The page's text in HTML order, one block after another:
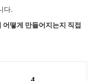
다.
떻게 만들어지는지 직접